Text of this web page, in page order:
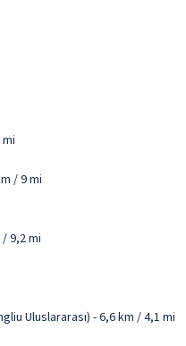
/ 9 mi
9,2 mi
Uluslararası) - 6,6 km / 4,1 mi